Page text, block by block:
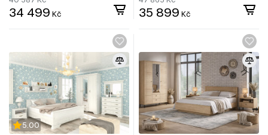
34 499 Kč 35 899 Kč
5.00